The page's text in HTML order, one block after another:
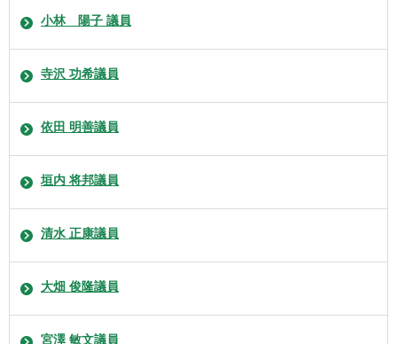
小林 陽子 議員
寺沢 功希議員
依田 明善議員
垣内 将邦議員
清水 正康議員
大畑 俊隆議員
宮澤 敏文議員